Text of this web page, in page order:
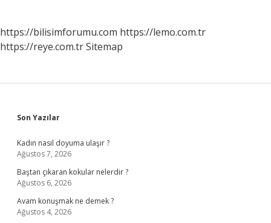
Işe
Yarar
https://bilisimforumu.com https://lemo.com.tr
https://reye.com.trSitemap
Sidebar
Son Yazılar
Kadın nasıl doyuma ulaşır ?
Ağustos 7, 2026
Baştan çıkaran kokular nelerdir ?
Ağustos 6, 2026
Avam konuşmak ne demek ?
Ağustos 4, 2026